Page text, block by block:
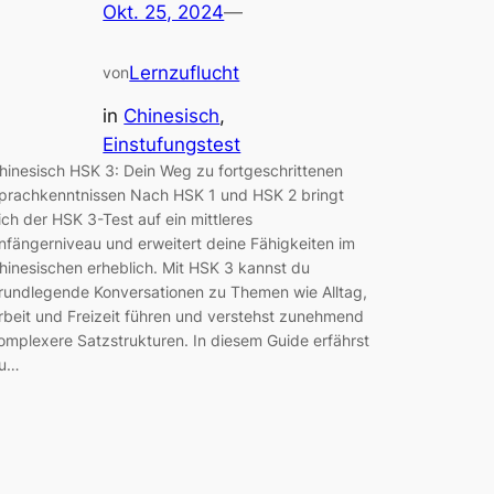
Okt. 25, 2024—
vonLernzuflucht
in Chinesisch
Einstufungstest
HSK 3: Dein Weg zu fortgeschrittenen
Nach HSK 1 und HSK 2 bringt
der HSK 3-Test auf ein mittleres
und erweitert deine Fähigkeiten im
erheblich. Mit HSK 3 kannst du
Konversationen zu Themen wie Alltag,
und Freizeit führen und verstehst zunehmend
Satzstrukturen. In diesem Guide erfährst